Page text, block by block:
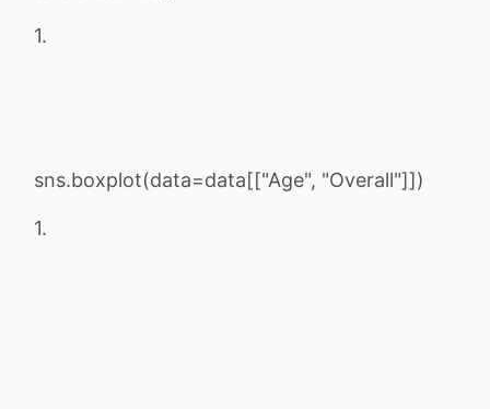
1.
sns.boxplot(data=data[["Age", "Overall"]])
1.